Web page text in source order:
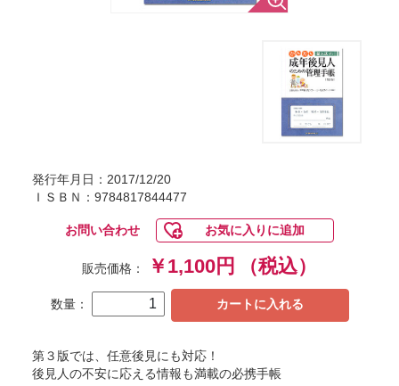
発行年月日：2017/12/20
ＩＳＢＮ：9784817844477
お問い合わせ お気に入りに追加
販売価格： ￥1,100円 （税込）
数量： カートに入れる
第３版では、任意後見にも対応！
後見人の不安に応える情報も満載の必携手帳